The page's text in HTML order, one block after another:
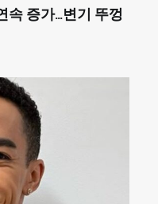
속 증가…변기 뚜껑